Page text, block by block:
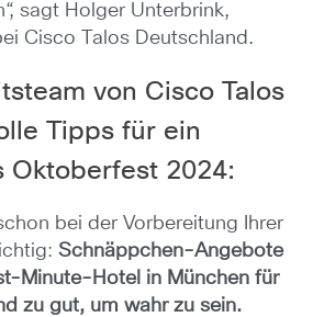
sagt Holger Unterbrink,
Cisco Talos Deutschland.
von Cisco Talos
Tipps für ein
Oktoberfest 2024:
bei der Vorbereitung Ihrer
Schnäppchen-Angebote
Minute-Hotel in München für
zu gut, um wahr zu sein.